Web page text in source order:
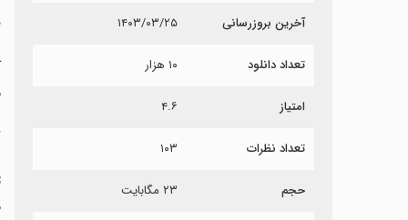
آخرین بروزرسانی ۱۴۰۳/۰۳/۲۵
تعداد دانلود ۱۰ هزار
امتیاز ۴.۶
تعداد نظرات ۱۰۳
حجم ۲۳ مگابایت